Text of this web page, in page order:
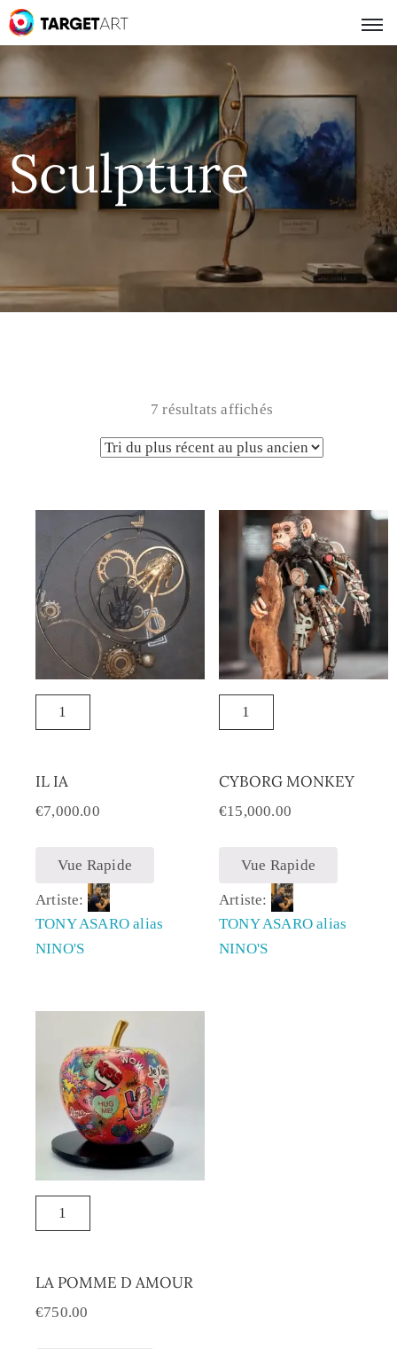
Sculpture
7 résultats affichés
IL IA
€7,000.00
Vue Rapide
Artiste:
TONY ASARO alias
NINO'S
CYBORG MONKEY
€15,000.00
Vue Rapide
Artiste:
TONY ASARO alias
NINO'S
LA POMME D AMOUR
€750.00